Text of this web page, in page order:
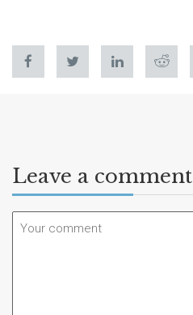
Leave a comment